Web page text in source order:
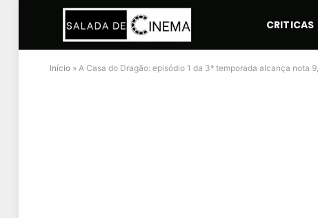
CRITICAS
Início » A Casa do Dragão: episódio 1 da 3ª temporada alcança nota